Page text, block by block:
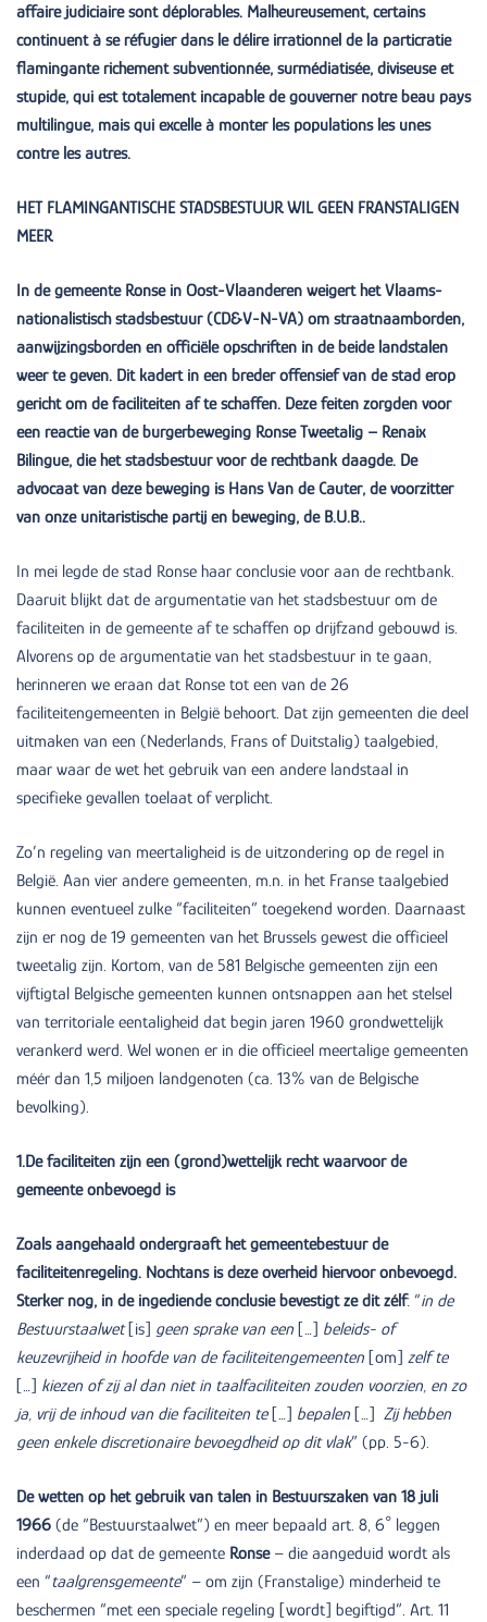
affaire judiciaire sont déplorables. Malheureusement, certains
continuent à se réfugier dans le délire irrationnel de la particratie
flamingante richement subventionnée, surmédiatisée, diviseuse et
stupide, qui est totalement incapable de gouverner notre beau pays
multilingue, mais qui excelle à monter les populations les unes
contre les autres.
HET FLAMINGANTISCHE STADSBESTUUR WIL GEEN FRANSTALIGEN
MEER
In de gemeente Ronse in Oost-Vlaanderen weigert het Vlaams-
nationalistisch stadsbestuur (CD&V-N-VA) om straatnaamborden,
aanwijzingsborden en officiële opschriften in de beide landstalen
weer te geven. Dit kadert in een breder offensief van de stad erop
gericht om de faciliteiten af te schaffen. Deze feiten zorgden voor
een reactie van de burgerbeweging Ronse Tweetalig – Renaix
Bilingue, die het stadsbestuur voor de rechtbank daagde. De
advocaat van deze beweging is Hans Van de Cauter, de voorzitter
van onze unitaristische partij en beweging, de B.U.B..
In mei legde de stad Ronse haar conclusie voor aan de rechtbank.
Daaruit blijkt dat de argumentatie van het stadsbestuur om de
faciliteiten in de gemeente af te schaffen op drijfzand gebouwd is.
Alvorens op de argumentatie van het stadsbestuur in te gaan,
herinneren we eraan dat Ronse tot een van de 26
faciliteitengemeenten in België behoort. Dat zijn gemeenten die deel
uitmaken van een (Nederlands, Frans of Duitstalig) taalgebied,
maar waar de wet het gebruik van een andere landstaal in
specifieke gevallen toelaat of verplicht.
Zo’n regeling van meertaligheid is de uitzondering op de regel in
België. Aan vier andere gemeenten, m.n. in het Franse taalgebied
kunnen eventueel zulke “faciliteiten” toegekend worden. Daarnaast
zijn er nog de 19 gemeenten van het Brussels gewest die officieel
tweetalig zijn. Kortom, van de 581 Belgische gemeenten zijn een
vijftigtal Belgische gemeenten kunnen ontsnappen aan het stelsel
van territoriale eentaligheid dat begin jaren 1960 grondwettelijk
verankerd werd. Wel wonen er in die officieel meertalige gemeenten
méér dan 1,5 miljoen landgenoten (ca. 13% van de Belgische
bevolking).
1.De faciliteiten zijn een (grond)wettelijk recht waarvoor de
gemeente onbevoegd is
Zoals aangehaald ondergraaft het gemeentebestuur de
faciliteitenregeling. Nochtans is deze overheid hiervoor onbevoegd.
Sterker nog, in de ingediende conclusie bevestigt ze dit zélf: “in de
Bestuurstaalwet[is] geen sprake van een […] beleids- of
keuzevrijheid in hoofde van de faciliteitengemeenten [om] zelf te
[…] kiezen of zij al dan niet in taalfaciliteiten zouden voorzien, en zo
ja, vrij de inhoud van die faciliteiten te[…] bepalen […] Zij hebben
geen enkele discretionaire bevoegdheid op dit vlak” (pp. 5-6).
De wetten op het gebruik van talen in Bestuurszaken van 18 juli
1966 (de “Bestuurstaalwet”) en meer bepaald art. 8, 6° leggen
inderdaad op dat de gemeente Ronse– die aangeduid wordt als
een “taalgrensgemeente” – om zijn (Franstalige) minderheid te
beschermen “met een speciale regeling [wordt] begiftigd”. Art. 11